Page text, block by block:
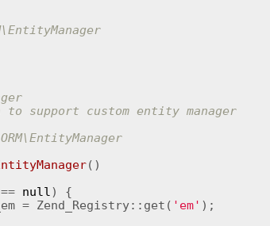
()
null) {
= Zend_Registry::get( 'em' );